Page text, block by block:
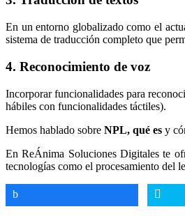
En un entorno globalizado como el
sistema de traducción completo que
4. Reconocimiento de voz
Incorporar funcionalidades para
hábiles con funcionalidades táctiles).
Hemos hablado sobre NPL, qué es y
En ReÁnima Soluciones Digitales te
tecnologías como el procesamiento del